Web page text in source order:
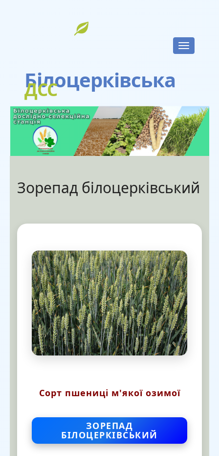
Toggle
Білоцерківська
ДСС
Зорепад білоцерківський
Сорт пшениці м'якої озимої
ЗОРЕПАД
БІЛОЦЕРКІВСЬКИЙ